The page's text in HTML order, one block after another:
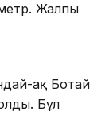
метр. Жалпы
ақ Ботай
Бұл